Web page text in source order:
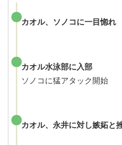
カオル、ソノコに一目惚れ
カオル水泳部に入部
ソノコに猛アタック開始
カオル、永井に対し嫉妬と